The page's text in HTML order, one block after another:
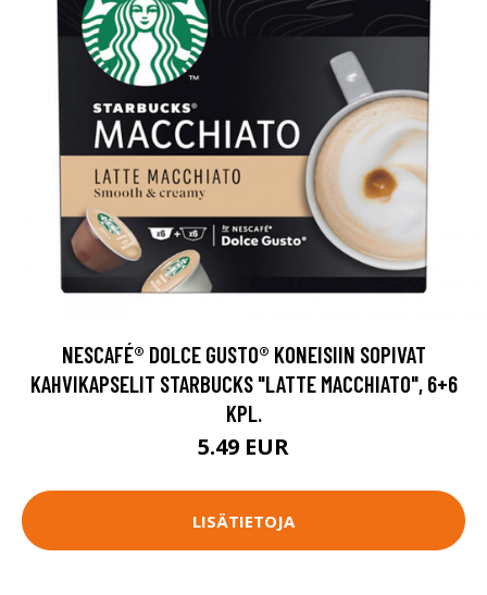
NESCAFÉ® DOLCE GUSTO® KONEISIIN SOPIVAT
KAHVIKAPSELIT STARBUCKS "LATTE MACCHIATO", 6+6
KPL.
5.49 EUR
LISÄTIETOJA